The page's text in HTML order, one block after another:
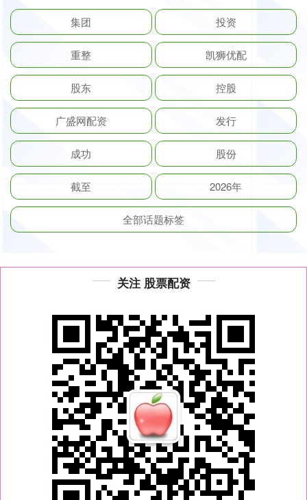
集团 投资
重整 凯狮优配
股东 控股
广盛网配资 发行
成功 股份
截至 2026年
全部话题标签
关注 股票配资